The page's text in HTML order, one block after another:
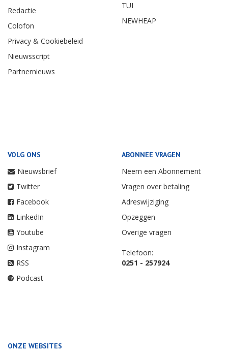
Redactie
Colofon
Privacy & Cookiebeleid
Nieuwsscript
Partnernieuws
TUI
NEWHEAP
VOLG ONS
Nieuwsbrief
Twitter
Facebook
LinkedIn
Youtube
Instagram
RSS
Podcast
ABONNEE VRAGEN
Neem een Abonnement
Vragen over betaling
Adreswijziging
Opzeggen
Overige vragen
Telefoon:
0251 - 257924
ONZE WEBSITES